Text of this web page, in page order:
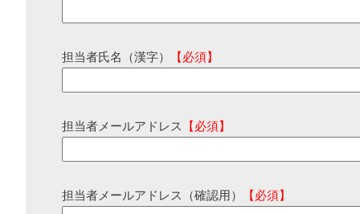
担当者氏名（漢字） 【必須】
担当者メールアドレス 【必須】
担当者メールアドレス（確認用） 【必須】